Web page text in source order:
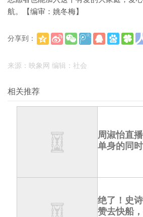
航。【编审：姚冬梅】
分享到：
来源：映象网 编辑：社会
相关推荐
周淑怡直
单身的同
绝了！史
赞去快船